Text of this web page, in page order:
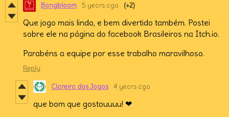
Bangbloom 5 years ago (+2)
Que jogo mais lindo, e bem divertido também. Postei
sobre ele na página do facebook Brasileiros na Itch.io.
Parabéns a equipe por esse trabalho maravilhoso.
Reply
Clareira dos Jogos 4 years ago
que bom que gostouuuu! ❤